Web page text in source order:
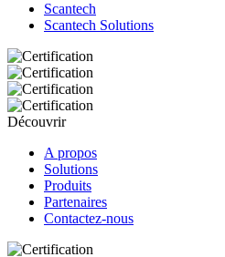
Scantech
Scantech Solutions
Découvrir
A propos
Solutions
Produits
Partenaires
Contactez-nous